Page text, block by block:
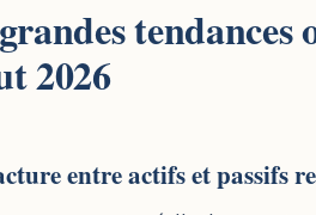
tendances
2026
entre actifs et passifs